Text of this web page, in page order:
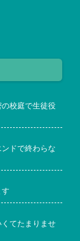
校庭で生徒役
ドで終わらな
てたまりませ